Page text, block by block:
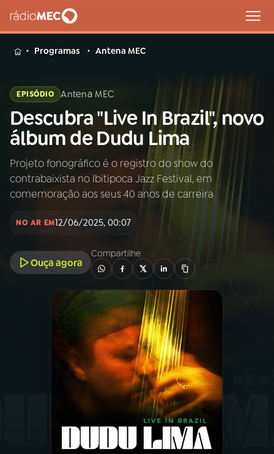
MENU
Buscar
na
Rádio
MEC
Buscar
Início AO VIVO
01INÍCIO
02A RÁDIO
PROGRAMAS
PODCASTS
VIDEOCASTS
Programas Antena MEC
EPISÓDIO Antena MEC
Descubra "Live In Brazil", novo
álbum de Dudu Lima
Projeto fonográfico é o registro do show do
contrabaixista no Ibitipoca Jazz Festival, em
comemoração aos seus 40 anos de carreira
NO AR EM12/06/2025, 00:07
Ouça agora
Compartilhe